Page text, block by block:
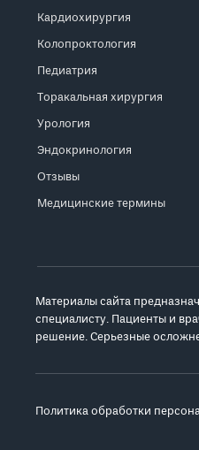
Кардиохирургия
Колопроктология
Педиатрия
Торакальная хирургия
Урология
Эндокринология
Отзывы
Медицинские термины
Материалы сайта
специалисту. Пациенты и
решение. Серьезные
Политика обработки